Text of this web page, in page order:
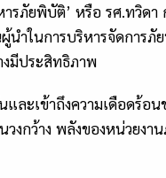
ภัยพิบัติ’ หรือ รศ.ทวิด
นำในการบริหารจัดกา
มีประสิทธิภาพ
ละเข้าถึงความเดือดร้
กว้าง พลังของหน่วยงา